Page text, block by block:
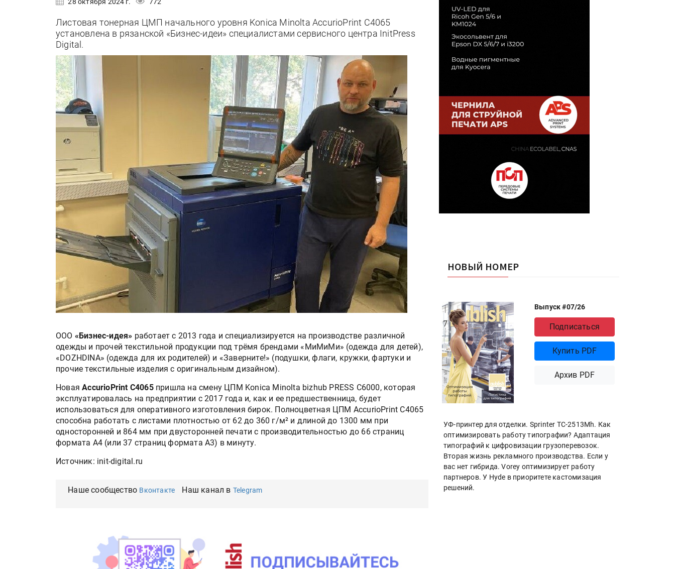
Листовая тонерная ЦМП начального уровня Konica Minolta AccurioPrint C4065
установлена в рязанской «Бизнес-идеи» специалистами сервисного центра InitPress
Digital.
ООО «Бизнес-идея» работает с 2013 года и специализируется на производстве различной
одежды и прочей текстильной продукции под трёмя брендами «МиМиМи» (одежда для детей),
«DOZHDINA» (одежда для их родителей) и «Заверните!» (подушки, флаги, кружки, фартуки и
прочие текстильные изделия с оригинальным дизайном).
НоваяAccurioPrint C4065пришла на смену ЦПМ Konica Minolta bizhub PRESS C6000, которая
эксплуатировалась на предприятии с 2017 года и, как и ее предшественница, будет
использоваться для оперативного изготовления бирок. Полноцветная ЦПМ AccurioPrint C4065
способна работать с листами плотностью от 62 до 360 г/м² и длиной до 1300 мм при
односторонней и 864 мм при двусторонней печати с производительностью до 66 страниц
формата A4 (или 37 страниц формата A3) в минуту.
Источник: init-digital.ru
Наше сообщество Вконтакте Наш канал в Telegram
НОВЫЙ НОМЕР
Выпуск #07/26
Подписаться
Купить PDF
Архив PDF
УФ-принтер для отделки. Sprinter ТС-2513Mh. Как
оптимизировать работу типографии? Адаптация
типографий к цифровизации грузоперевозок.
Вторая жизнь рекламного производства. Если у
вас нет гибрида. Vorey оптимизирует работу
партнеров. У Hyde в приоритете кастомизация
решений.